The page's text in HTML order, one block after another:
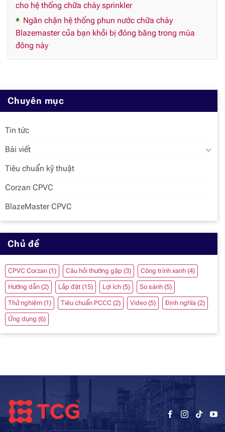
cho hệ thống chữa cháy sprinkler
Ngăn chặn hệ thống phun nước chữa cháy
Blazemaster của bạn khỏi bị đóng băng trong mùa
đông này
Chuyên mục
Tin tức
Bài viết
Tiêu chuẩn kỹ thuật
Corzan CPVC
BlazeMaster CPVC
Chủ đề
CPVC Corzan (1) Câu hỏi thường gặp (3) Công trình xanh (4)
Hướng dẫn (2) Lắp đặt (15) Lợi ích (5) So sánh (5)
Thử nghiệm (1) Tiêu chuẩn PCCC (2) Video (5) Định nghĩa (2)
Ứng dụng (6)